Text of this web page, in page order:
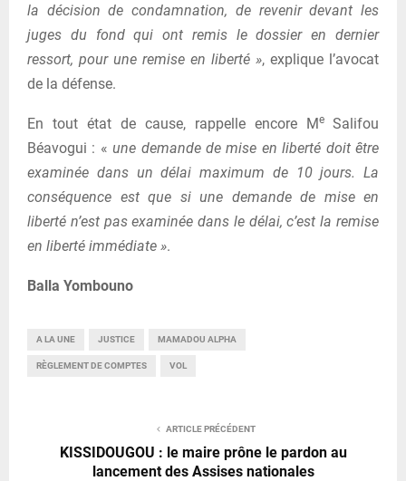
la décision de condamnation, de revenir devant les
juges du fond qui ont remis le dossier en dernier
ressort, pour une remise en liberté », explique l’avocat
de la défense.
En tout état de cause, rappelle encore Me Salifou
Béavogui : « une demande de mise en liberté doit être
examinée dans un délai maximum de 10 jours. La
conséquence est que si une demande de mise en
liberté n’est pas examinée dans le délai, c’est la remise
en liberté immédiate ».
Balla Yombouno
A LA UNE JUSTICE MAMADOU ALPHA
RÈGLEMENT DE COMPTES VOL
ARTICLE PRÉCÉDENT
KISSIDOUGOU : le maire prône le pardon au
lancement des Assises nationales